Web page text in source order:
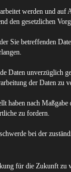
werden und
den gesetzlichen
Sie betreffenden
Daten unverzüglich
der Daten zu
haben nach
zu fordern.
bei der
für die Zukunft zu